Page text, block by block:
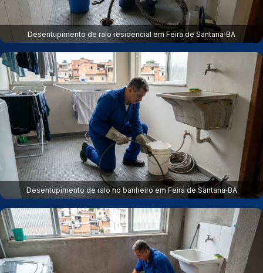
Desentupimento de ralo residencial em Feira de Santana‑BA
Desentupimento de ralo no banheiro em Feira de Santana‑BA